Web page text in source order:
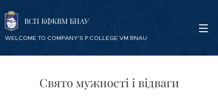
ВСП КФКВМ БНАУ
WELCOME TO COMPANY'S P.COLLEGE VM BNAU
Свято мужності і відваги